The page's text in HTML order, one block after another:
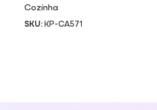
Cozinha
SKU:KP-CA571